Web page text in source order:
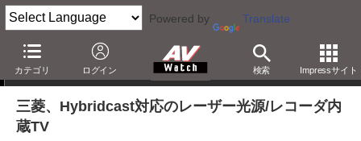
Powered by Translate
カテゴリ ログイン 検索 Impressサイト
ニュース
三菱、Hybridcast対応のレーザー光源/レコーダ内
蔵TV